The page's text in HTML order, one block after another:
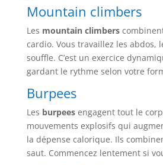
Mountain climbers
Les mountain climbers
cardio. Vous travaillez les abdos,
souffle. C’est un exercice
gardant le rythme selon votre
Burpees
Les burpeesengagent tout le
mouvements explosifs qui
la dépense calorique. Ils
saut. Commencez lentement si